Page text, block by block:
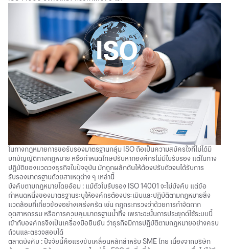
ในทางกฎหมายการขอรับรองมาตรฐานกลุ่ม ISO ถือเป็นความสมัครใจที่ไม่ได้มี
บทบัญญัติทางกฎหมาย หรือกำหนดโทษปรับหากองค์กรไม่มีใบรับรอง แต่ในทาง
ปฏิบัติของแวดวงธุรกิจในปัจจุบัน มักถูกผลักดันให้ต้องปรับตัวจนได้รับการ
รับรองมาตรฐานด้วยสาเหตุต่าง ๆ เหล่านี้
บังคับตามกฎหมายโดยอ้อม : แม้ตัวใบรับรอง ISO 14001 จะไม่บังคับ แต่ข้อ
กำหนดหนึ่งของมาตรฐานระบุให้องค์กรต้องประเมินและปฏิบัติตามกฎหมายสิ่ง
แวดล้อมที่เกี่ยวข้องอย่างเคร่งครัด เช่น กฎกระทรวงว่าด้วยการกำจัดกาก
อุตสาหกรรม หรือการควบคุมมาตรฐานน้ำทิ้ง เพราะฉะนั้นการประยุกต์ใช้ระบบนี้
เข้ากับองค์กรจึงเป็นเครื่องมือยืนยัน ว่าธุรกิจมีการปฏิบัติตามกฎหมายอย่างครบ
ถ้วนและตรวจสอบได้
ตลาดบังคับ : ปัจจัยนี้คือแรงขับเคลื่อนหลักสำหรับ SME ไทย เนื่องจากบริษัท